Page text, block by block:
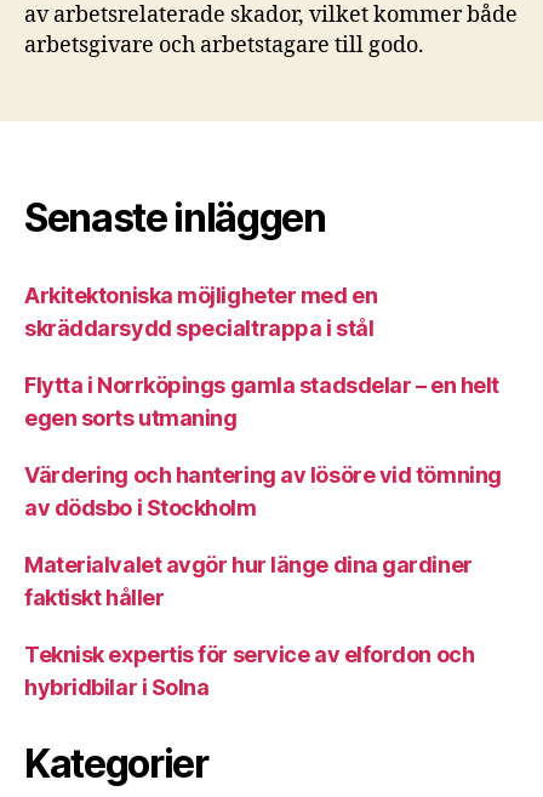
av arbetsrelaterade skador, vilket kommer både
arbetsgivare och arbetstagare till godo.
Senaste inläggen
Arkitektoniska möjligheter med en
skräddarsydd specialtrappa i stål
Flytta i Norrköpings gamla stadsdelar – en helt
egen sorts utmaning
Värdering och hantering av lösöre vid tömning
av dödsbo i Stockholm
Materialvalet avgör hur länge dina gardiner
faktiskt håller
Teknisk expertis för service av elfordon och
hybridbilar i Solna
Kategorier